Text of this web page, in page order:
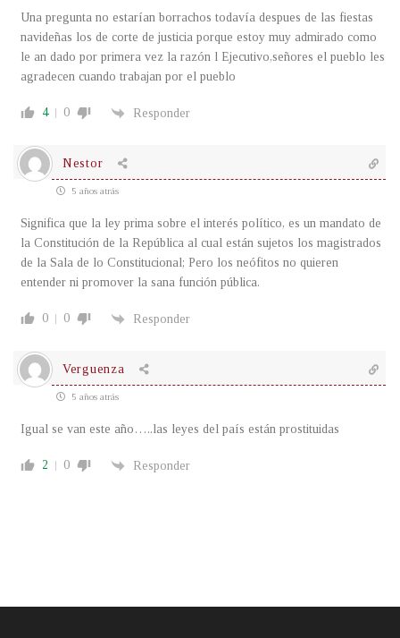
Una pregunta no estarían borrachos todavía despues de las fiestas
navideñas los de corte de justicia porque estoy muy admirado como
le an dado por primera vez la razón l Ejecutivo,señores el pueblo les
agradecen cuando trabajan por el pueblo
4 0 Responder
Nestor
5 años atrás
Significa que la ley prima sobre el interés político, es un mandato de
la Constitución de la República al cual están sujetos los magistrados
de la Sala de lo Constitucional; Pero los neófitos no quieren
entender ni promover la sana función pública.
0 0 Responder
Verguenza
5 años atrás
Igual se van este año…..las leyes del país están prostituidas
2 0 Responder